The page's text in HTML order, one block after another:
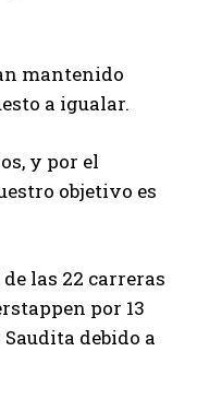
mantenido
a igualar.
y por el
objetivo es
las 22 carreras
por 13
debido a